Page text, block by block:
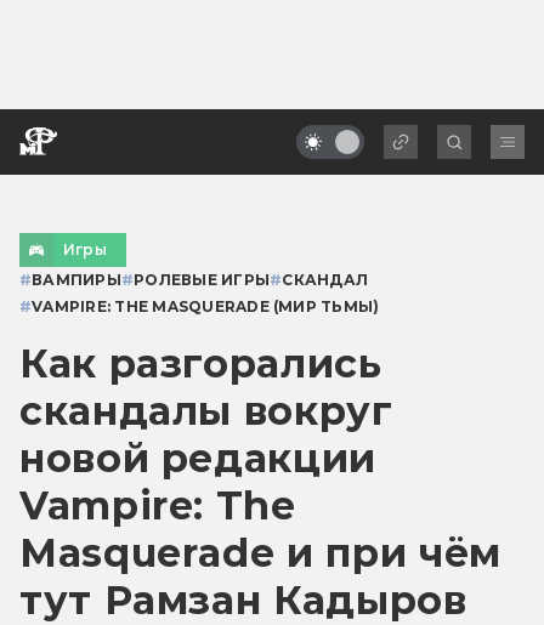
Игры
#ВАМПИРЫ#РОЛЕВЫЕ ИГРЫ#СКАНДАЛ
#VAMPIRE: THE MASQUERADE (МИР ТЬМЫ)
Как разгорались
скандалы вокруг
новой редакции
Vampire: The
Masquerade и при чём
тут Рамзан Кадыров